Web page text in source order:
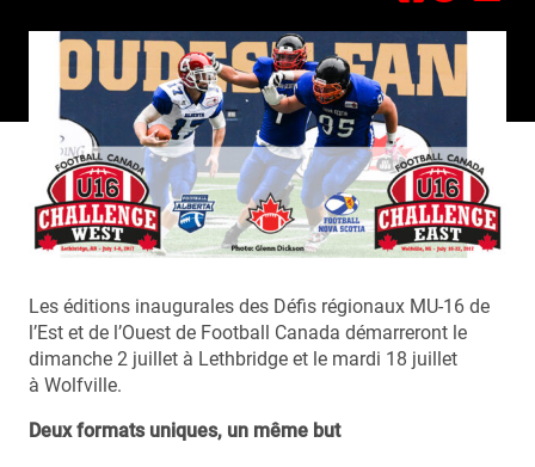
Les éditions inaugurales des Défis régionaux MU-16 de
l’Est et de l’Ouest de Football Canada démarreront le
dimanche 2 juillet à Lethbridge et le mardi 18 juillet
à Wolfville.
Deux formats uniques, un même but